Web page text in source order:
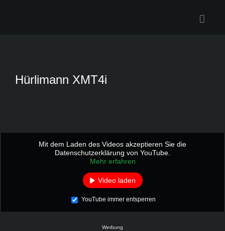
Hürlimann XMT4i
Mit dem Laden des Videos akzeptieren Sie die
Datenschutzerklärung von YouTube.
Mehr erfahren
Video laden
YouTube immer entsperren
Werbung